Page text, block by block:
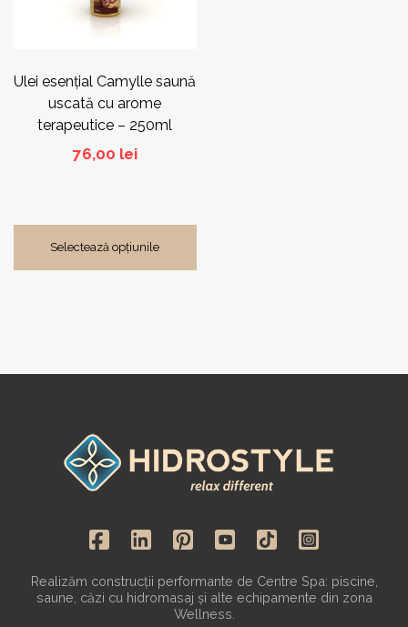
Ulei esențial Camylle saună
uscată cu arome
terapeutice – 250ml
76,00 lei
Selectează opțiunile
pagina
produsului.
Realizăm construcții performante de Centre Spa: piscine,
saune, căzi cu hidromasaj și alte echipamente din zona
Wellness.